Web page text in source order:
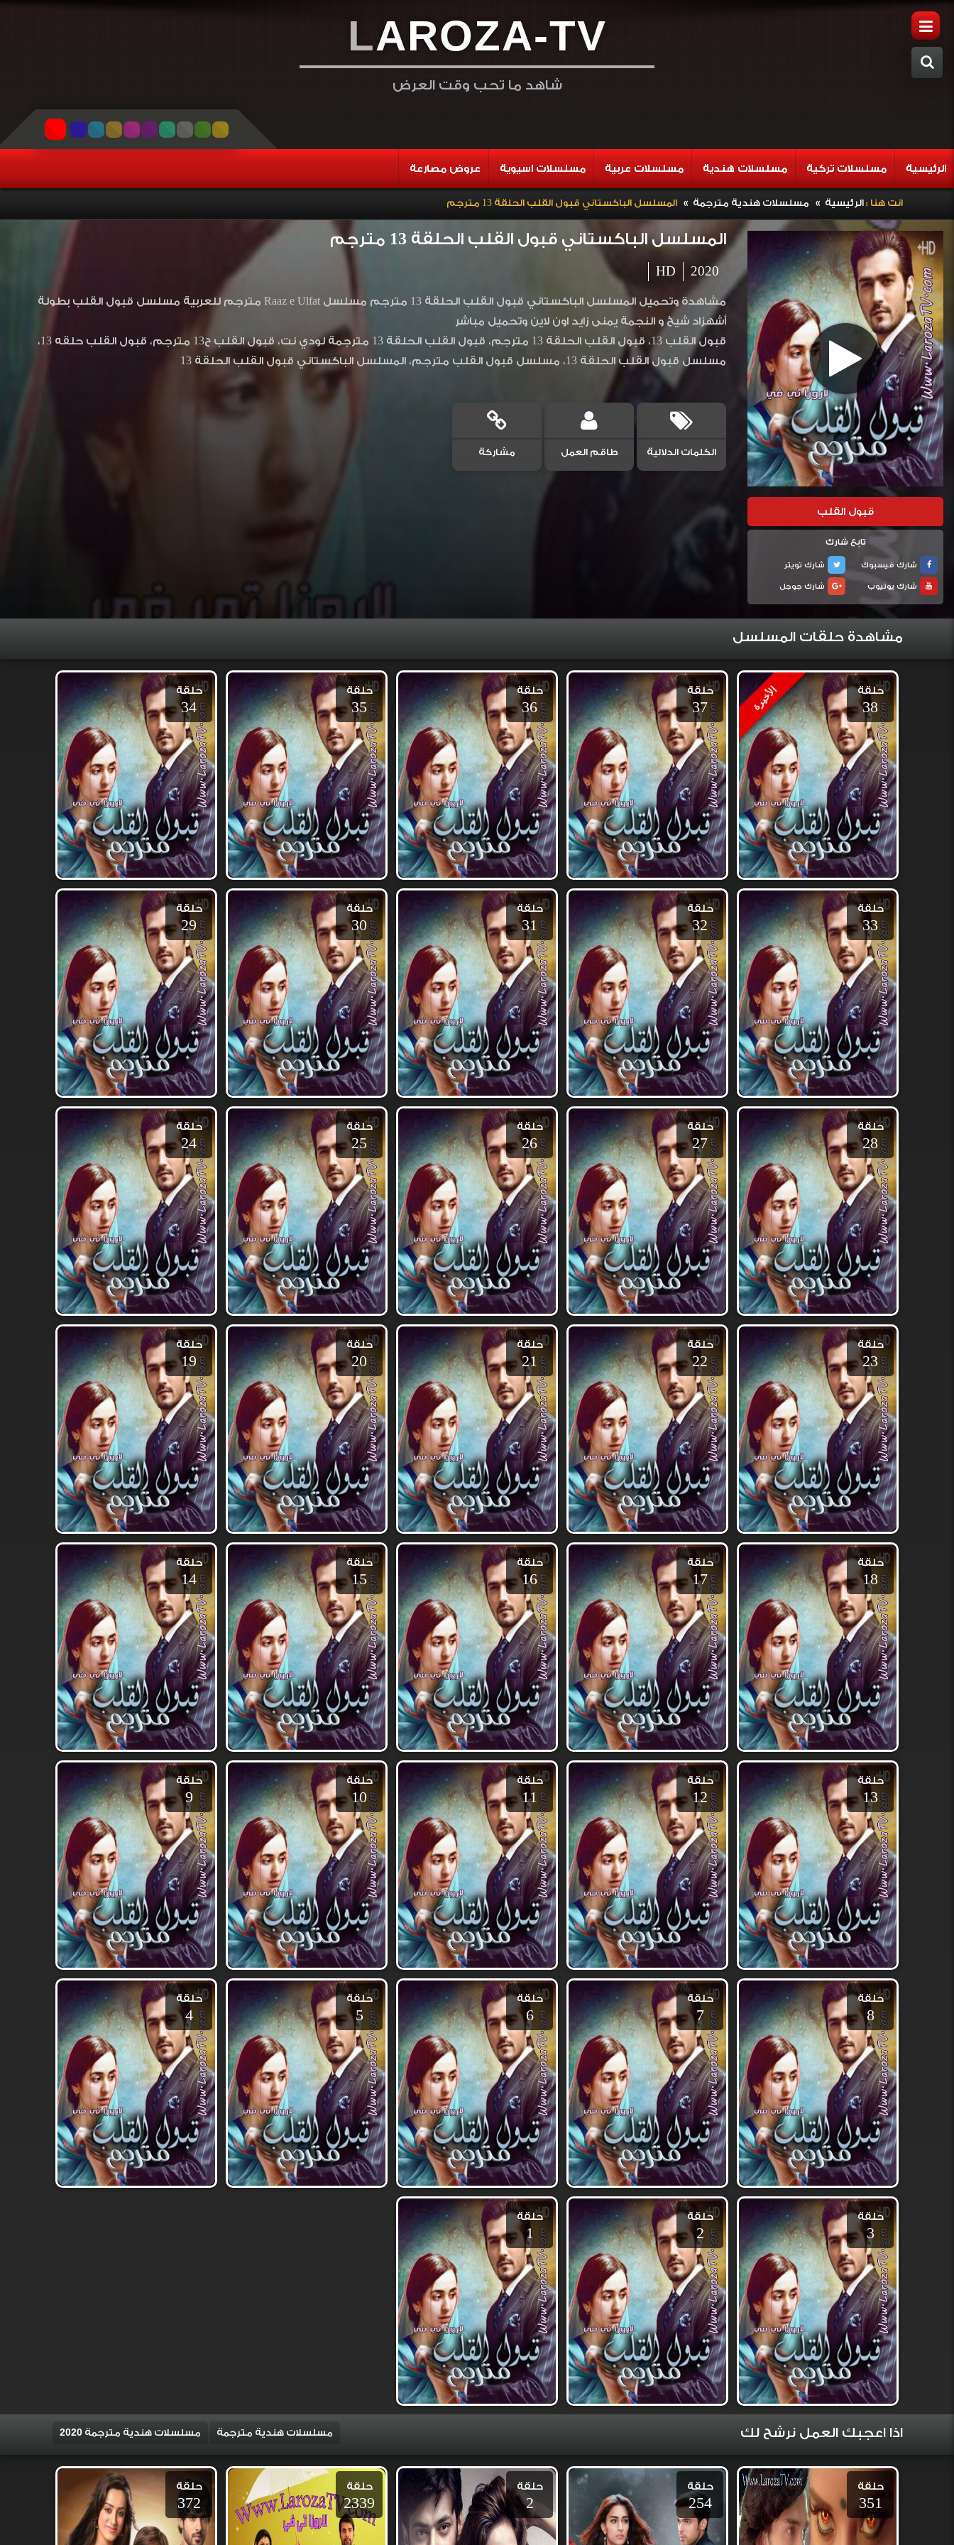
LAROZA-TV
شاهد ما تحب وقت العرض
الرئيسية مسلسلات تركية مسلسلات هندية مسلسلات عربية مسلسلات اسيوية عروض مصارعة
انت هنا :الرئيسية » مسلسلات هندية مترجمة » المسلسل الباكستاني قبول القلب الحلقة 13 مترجم
قبول القلب
تابع شارك
شارك فيسبوك
شارك تويتر
شارك يوتيوب
شارك جوجل
المسلسل الباكستاني قبول القلب الحلقة 13 مترجم
2020
HD
مشاهدة وتحميل المسلسل الباكستاني قبول القلب الحلقة 13 مترجم مسلسل Raaz e Ulfat مترجم للعربية مسلسل قبول القلب بطولة
أشهزاد شيخ و النجمة يمنى زايد اون لاين وتحميل مباشر
قبول القلب 13، قبول القلب الحلقة 13 مترجم، قبول القلب الحلقة 13 مترجمة لودي نت، قبول القلب ح13 مترجم، قبول القلب حلقه 13،
مسلسل قبول القلب الحلقة 13، مسلسل قبول القلب مترجم، المسلسل الباكستاني قبول القلب الحلقة 13
الكلمات الدلالية طاقم العمل مشاركة
مشاهدة حلقات المسلسل
الأخيرة حلقة
38
حلقة
37
حلقة
36
حلقة
35
حلقة
34
حلقة
33
حلقة
32
حلقة
31
حلقة
30
حلقة
29
حلقة
28
حلقة
27
حلقة
26
حلقة
25
حلقة
24
حلقة
23
حلقة
22
حلقة
21
حلقة
20
حلقة
19
حلقة
18
حلقة
17
حلقة
16
حلقة
15
حلقة
14
حلقة
13
حلقة
12
حلقة
11
حلقة
10
حلقة
9
حلقة
8
حلقة
7
حلقة
6
حلقة
5
حلقة
4
حلقة
3
حلقة
2
حلقة
1
اذا اعجبك العمل نرشح لك مسلسلات هندية مترجمة مسلسلات هندية مترجمة 2020
حلقة
351
حلقة
254
حلقة
2
حلقة
2339
حلقة
372